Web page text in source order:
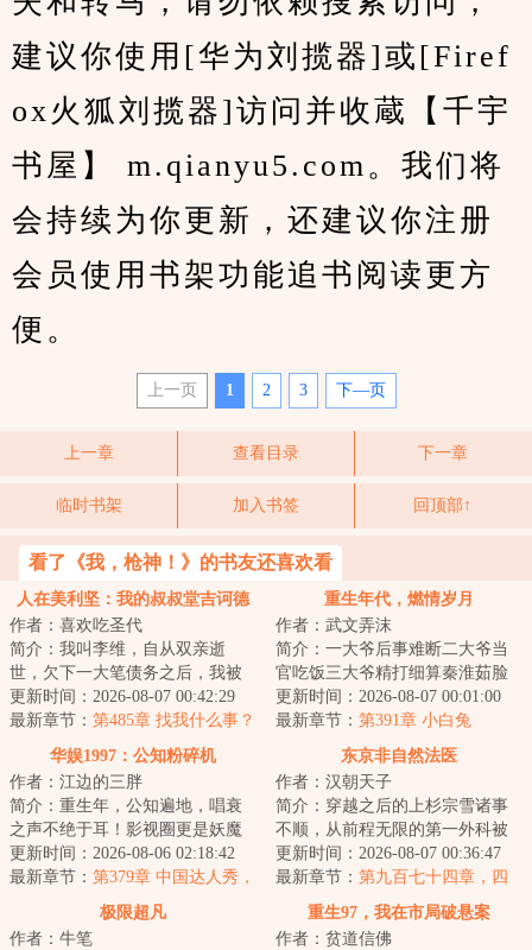
建议你使用[华为刘揽器]或[Firef
ox火狐刘揽器]访问并收蔵【千宇
书屋】 m.qianyu5.com。我们将
会持续为你更新，还建议你注册
会员使用书架功能追书阅读更方
便。
上一页 1 2 3 下—页
上一章 查看目录 下一章
临时书架 加入书签 回顶部↑
看了《我，枪神！》的书友还喜欢看
人在美利坚：我的叔叔堂吉诃德
作者：喜欢吃圣代
简介：我叫李维，自从双亲逝
世，欠下一大笔债务之后，我被
一个在美利坚的远方叔叔收养，
前往纽约和他一起...
更新时间：2026-08-07 00:42:29
最新章节： 第485章 找我什么事？
（求月票）
重生年代，燃情岁月
作者：武文弄沫
简介：一大爷后事难断二大爷当
官吃饭三大爷精打细算秦淮茹脸
蛋好看何雨柱打架做饭娄晓娥难
逃大院李学武一...
更新时间：2026-08-07 00:01:00
最新章节： 第391章 小白兔
华娱1997：公知粉碎机
作者：江边的三胖
简介：重生年，公知遍地，唱衰
之声不绝于耳！影视圈更是妖魔
鬼怪横行。编辑演员，导演制
片，垃圾无处不在...
更新时间：2026-08-06 02:18:42
最新章节： 第379章 中国达人秀，
东京非自然法医
作者：汉朝天子
简介：穿越之后的上杉宗雪诸事
不顺，从前程无限的第一外科被
赶去了最悲剧最没有前途最不受
人待见没钱没地...
更新时间：2026-08-07 00:36:47
最新章节： 第九百七十四章，四
天三夜游轮之旅！
极限超凡
作者：牛笔
重生97，我在市局破悬案
作者：贫道信佛